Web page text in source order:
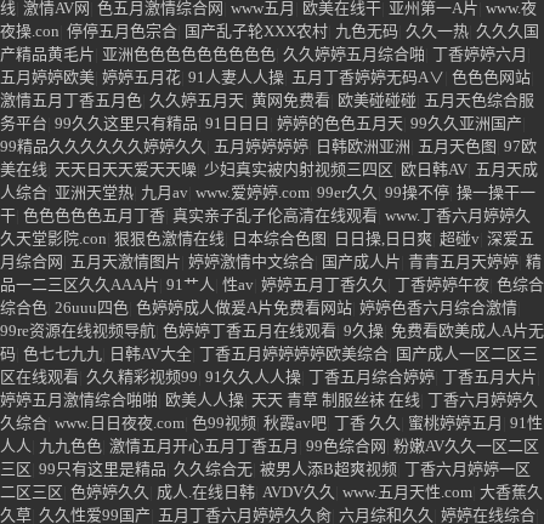
激情五月天无毒不卡蜜桃|人人操人人干AV 天天操天天操天天操天天操天天操
天天操天天操天天操天天操|五月亭亭直播|www.韩日视频 |亚洲国产成人综合|
黄页大全十八禁|91婷婷五月天嫩女|丁香五月性|九热网站|99色在线视频观看
丁香五月亚综合图片|在线中文字幕av|精品亚洲国产成人A片在线鸭王|色色五
月天激情 |丁香五月婷婷动漫视频 |久久久天天啊 操人妻AV|成人在线精品|思
思热国产在线|亚洲中文字幕av|五月婷A V在线|99热1|丁香伊人激情|av网址在
线|激情AV网|色五月激情综合网|www五月|欧美在线干|亚州第一A片|www.夜
夜操.con|停停五月色宗合|国产乱子轮XXX农村|九色无码 |久久一热 |久久久国
产精品黄毛片|亚洲色色色色色色色色色|久久婷婷五月综合啪|丁香婷婷六月|
五月婷婷欧美|婷婷五月花|91人妻人人操|五月丁香婷婷无码A∨|色色色网站
激情五月丁香五月色|久久婷五月天|黄网免费看 |欧美碰碰碰|五月天色综合服
务平台|99久久这里只有精品|91日日日|婷婷的色色五月天 |99久久亚洲国产
99精品久久久久久久婷婷久久|五月婷婷婷婷|日韩欧洲亚洲 |五月天色图 |97欧
美在线 天天日天天爱天天噪|少妇真实被内射视频三四区|欧日韩AV|五月天成
人综合|亚洲天堂热|九月av|www.爱婷婷.com|99er久久| 99操不停|操一操干一
干 色色色色色五月丁香|真实亲子乱子伦高清在线观看|www.丁香六月婷婷久
久天堂影院.con|狠狠色激情在线|日本综合色图|日日操,日日爽| 超碰v|深爱五
月综合网|五月天激情图片|婷婷激情中文综合| 国产成人片|青青五月天婷婷|精
品一二三区久久AAA片|91艹人|性av| 婷婷五月丁香久久|丁香婷婷午夜|色综合
综合色|26uuu四色|色婷婷成人做爰A片免费看网站|婷婷色香六月综合激情|
99re资源在线视频导航|色婷婷丁香五月在线观看|9久操|免费看欧美成人A片无
码|色七七九九|日韩AV大全|丁香五月婷婷婷婷欧美综合|国产成人一区二区三
区在线观看|久久精彩视频99| 91久久人人操|丁香五月综合婷婷 |丁香五月大片